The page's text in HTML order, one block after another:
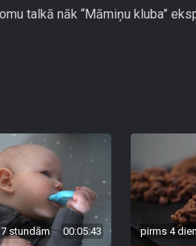
talkā nāk “Māmiņu kluba”
stundām 00:05:43 pirms 4